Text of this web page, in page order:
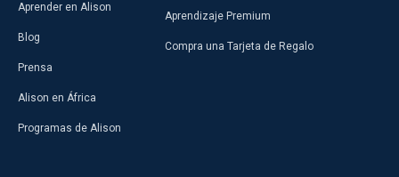
Aprender en Alison
Blog
Prensa
Alison en África
Programas de Alison
Aprendizaje Premium
Compra una Tarjeta de Regalo